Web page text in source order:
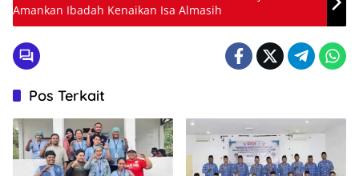
Amankan Ibadah Kenaikan Isa Almasih
Pos Terkait